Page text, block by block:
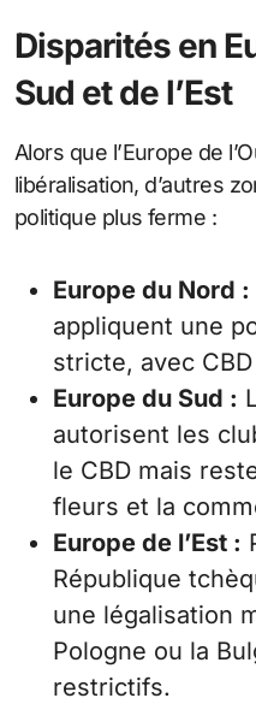
Disparités en
Sud et de l’Est
Alors que l’Europe de
libéralisation, d’autres
politique plus ferme :
Europe du Nord :
appliquent une
stricte, avec
Europe du Sud :
autorisent les
le CBD mais
fleurs et la
Europe de l’Est :
République
une légalisation
Pologne ou la
restrictifs.